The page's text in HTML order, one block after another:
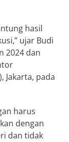
hasil
ujar Budi
2024 dan
Jakarta, pada
harus
dengan
dan tidak